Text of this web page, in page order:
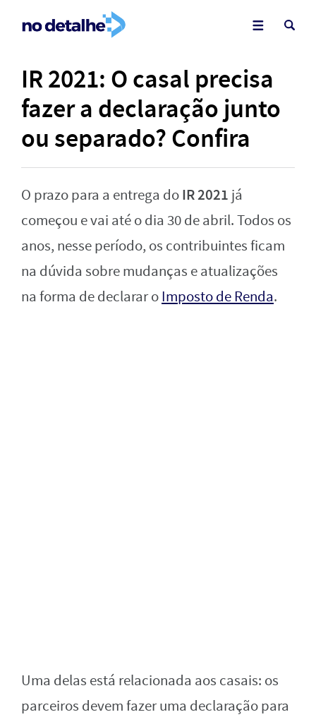
IR 2021: O casal precisa
fazer a declaração junto
ou separado? Confira
O prazo para a entrega doIR 2021 já
começou e vai até o dia 30 de abril. Todos os
anos, nesse período, os contribuintes ficam
na dúvida sobre mudanças e atualizações
na forma de declarar oImposto de Renda.
Uma delas está relacionada aos casais: os
parceiros devem fazer uma declaração para